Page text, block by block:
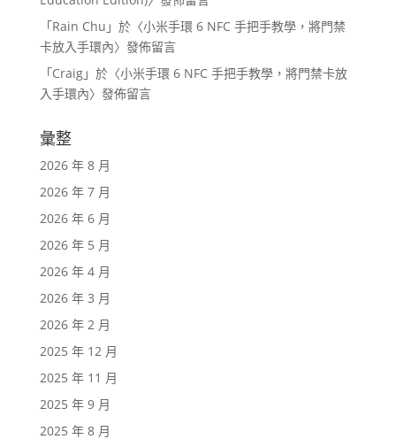
「Rain Chu 」於〈小米手環 6 NFC 手把手教學，將門禁
卡放入手環內〉發佈留言
「Craig」於〈小米手環 6 NFC 手把手教學，將門禁卡放
入手環內〉發佈留言
彙整
2026 年 8 月
2026 年 7 月
2026 年 6 月
2026 年 5 月
2026 年 4 月
2026 年 3 月
2026 年 2 月
2025 年 12 月
2025 年 11 月
2025 年 9 月
2025 年 8 月